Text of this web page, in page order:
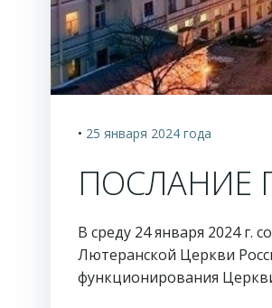
• 25 января 2024 года
ПОСЛАНИЕ
В среду 24 января 2024 г.
Лютеранской Церкви
функционирования